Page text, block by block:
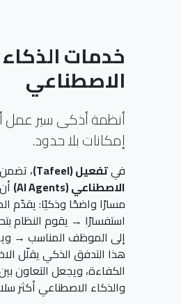
خدمات الذكاء
الاصطناعي
أنظمة أذكى سير عمل
إمكانات بلا حدود.
فيتفعيل (Tafeel) ، تضمن
الاصطناعي (AI Agents)
مسارًا واضحًا وذكيًا: يقدّم
استفسارًا → يقوم النظام
إلى الموظف المناسب →
هذا التدفق الذكي يقلّل
الكفاءة، ويجعل التعاون
والذكاء الاصطناعي أكثر